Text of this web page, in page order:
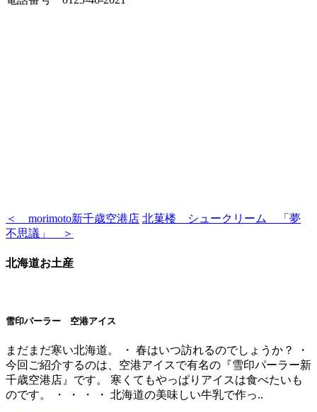
＜ morimoto新千歳空港店 北菓楼 シュークリーム 「夢
不思議」 ＞
北海道お土産
雪印パーラー 空港アイス
まだまだ寒い北海道。 ・ 春はいつ訪れるのでしょうか？ ・
今回ご紹介するのは、空港アイスで有名の『雪印パーラー新
千歳空港店』です。 寒くてもやっぱりアイスは食べたいも
のです。 ・ ・ ・ ・ 北海道の美味しい牛乳で作っ..